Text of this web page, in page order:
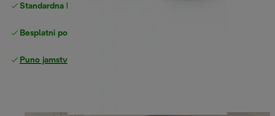
Standardna besplatna
Besplatni povrati
Puno jamstvo proizvođača